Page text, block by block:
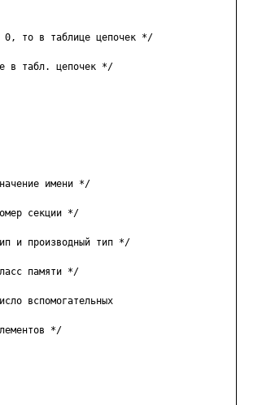
то в таблице цепочек */
в табл. цепочек */
имени */
секции */
и производный тип */
памяти */
вспомогательных
*/